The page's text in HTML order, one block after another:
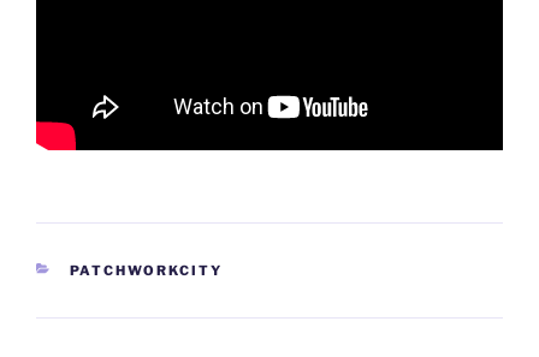
KATEGORIEN
PATCHWORKCITY